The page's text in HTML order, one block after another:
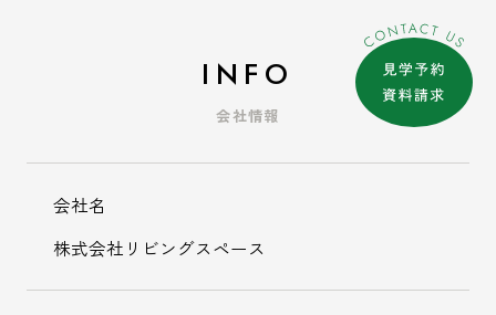
INFO
会社情報
会社名
株式会社リビングスペース